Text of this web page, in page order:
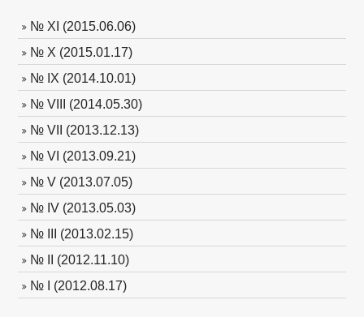
№ XI (2015.06.06)
№ X (2015.01.17)
№ IX (2014.10.01)
№ VIII (2014.05.30)
№ VII (2013.12.13)
№ VI (2013.09.21)
№ V (2013.07.05)
№ IV (2013.05.03)
№ III (2013.02.15)
№ II (2012.11.10)
№ I (2012.08.17)